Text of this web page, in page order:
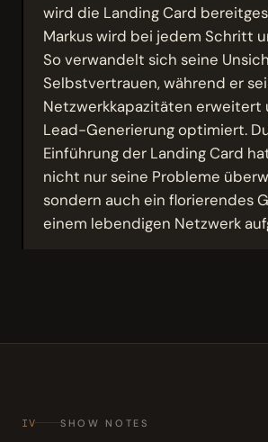
wird die Landing Card
Markus wird bei jedem Schritt
So verwandelt sich seine
Selbstvertrauen, während er
Netzwerkkapazitäten erweitert
Lead-Generierung optimiert.
Einführung der Landing Card
nicht nur seine Probleme
sondern auch ein florierendes
einem lebendigen Netzwerk
IV SHOW NOTES